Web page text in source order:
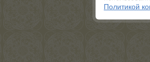
Политикой